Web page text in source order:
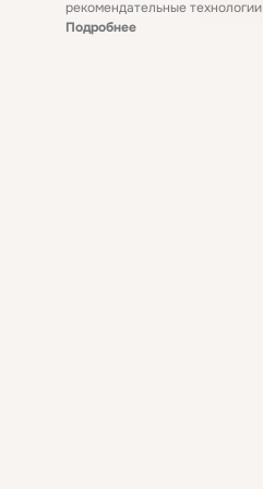
рекомендательные технологии
Подробнее